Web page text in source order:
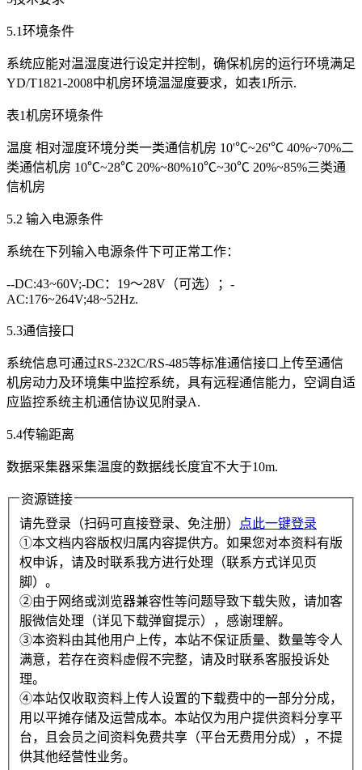
5.1环境条件
系统应能对温湿度进行设定并控制，确保机房的运行环境满足
YD/T1821-2008中机房环境温湿度要求，如表1所示.
表1机房环境条件
温度 相对湿度环境分类一类通信机房 10'℃~26'℃ 40%~70%二
类通信机房 10℃~28℃ 20%~80%10℃~30℃ 20%~85%三类通
信机房
5.2 输入电源条件
系统在下列输入电源条件下可正常工作：
--DC:43~60V;-DC：19～28V（可选）；-
AC:176~264V;48~52Hz.
5.3通信接口
系统信息可通过RS-232C/RS-485等标准通信接口上传至通信
机房动力及环境集中监控系统，具有远程通信能力，空调自适
应监控系统主机通信协议见附录A.
5.4传输距离
数据采集器采集温度的数据线长度宜不大于10m.
资源链接
请先登录（扫码可直接登录、免注册）
点此一键登录
①本文档内容版权归属内容提供方。如果您对本资料有版
权申诉，请及时联系我方进行处理（联系方式详见页
脚）。
②由于网络或浏览器兼容性等问题导致下载失败，请加客
服微信处理（详见下载弹窗提示），感谢理解。
③本资料由其他用户上传，本站不保证质量、数量等令人
满意，若存在资料虚假不完整，请及时联系客服投诉处
理。
④本站仅收取资料上传人设置的下载费中的一部分分成，
用以平摊存储及运营成本。本站仅为用户提供资料分享平
台，且会员之间资料免费共享（平台无费用分成），不提
供其他经营性业务。